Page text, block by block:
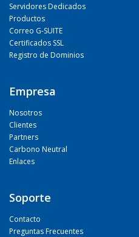
Servidores Dedicados
Productos
Correo G-SUITE
Certificados SSL
Registro de Dominios
Empresa
Nosotros
Clientes
Partners
Carbono Neutral
Enlaces
Soporte
Contacto
Preguntas Frecuentes